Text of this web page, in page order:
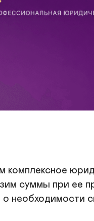
комплексное
суммы при ее
о